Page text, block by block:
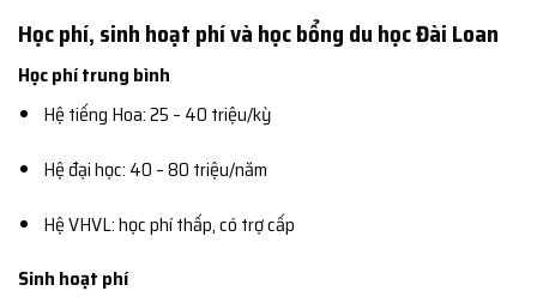
Học phí, sinh hoạt phí và học bổng du học Đài Loan
Học phí trung bình
Hệ tiếng Hoa: 25 – 40 triệu/kỳ
Hệ đại học: 40 – 80 triệu/năm
Hệ VHVL: học phí thấp, có trợ cấp
Sinh hoạt phí